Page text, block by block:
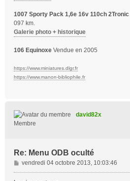
1007 Sporty Pack 1,6e 16v 110ch 2Tronic
097 km.
Galerie photo + historique
106 Equinoxe Vendue en 2005
https://www.miniatures.dlgr.fr
https://www.manon-bibliophile.fr
david82x
Membre
Re: Menu ODB oculté
M
e
vendredi 04 octobre 2013, 10:03:46